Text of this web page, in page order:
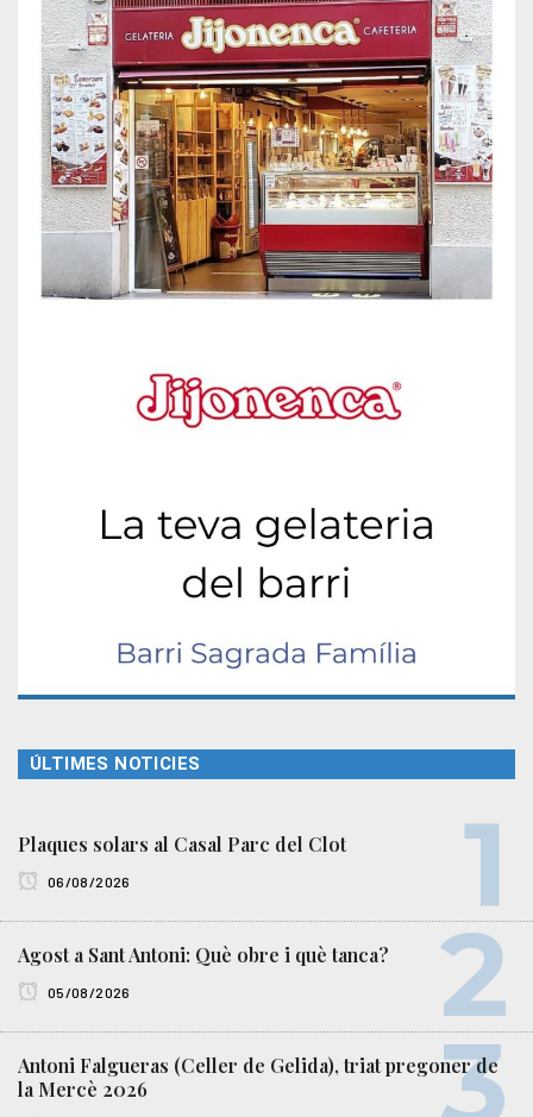
ÚLTIMES NOTICIES
Plaques solars al Casal Parc del Clot
06/08/2026
Agost a Sant Antoni: Què obre i què tanca?
05/08/2026
Antoni Falgueras (Celler de Gelida), triat pregoner de
la Mercè 2026